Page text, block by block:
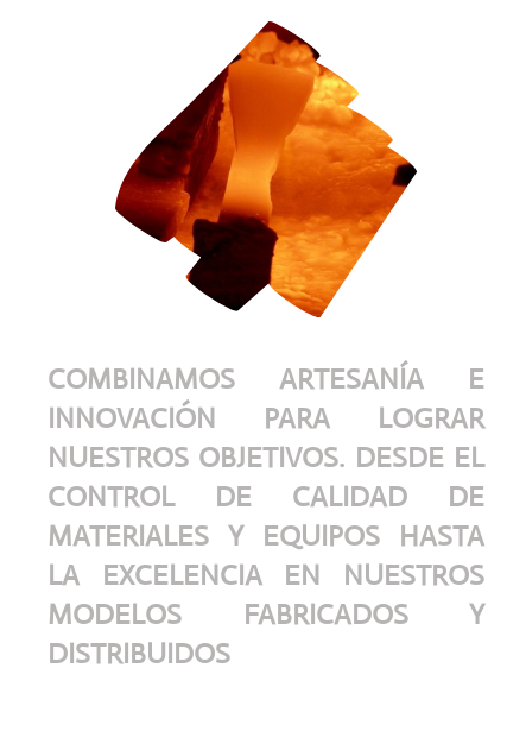
COMBINAMOS ARTESANÍA E
INNOVACIÓN PARA LOGRAR
NUESTROS OBJETIVOS. DESDE EL
CONTROL DE CALIDAD DE
MATERIALES Y EQUIPOS HASTA
LA EXCELENCIA EN NUESTROS
MODELOS FABRICADOS Y
DISTRIBUIDOS